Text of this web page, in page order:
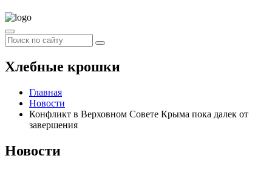
Хлебные крошки
Главная
Новости
Конфликт в Верховном Совете Крыма пока далек от
завершения
Новости